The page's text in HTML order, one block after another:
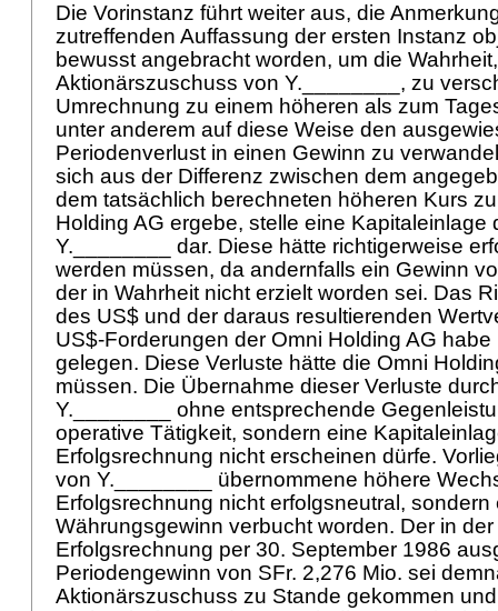
Die Vorinstanz führt weiter aus, die
zutreffenden Auffassung der ersten Instanz
bewusst angebracht worden, um die
Aktionärszuschuss von Y.________, zu
Umrechnung zu einem höheren als zum
unter anderem auf diese Weise den
Periodenverlust in einen Gewinn zu
sich aus der Differenz zwischen dem
dem tatsächlich berechneten höheren Kurs
Holding AG ergebe, stelle eine Kapitaleinlage
Y.________ dar. Diese hätte richtigerweise
werden müssen, da andernfalls ein Gewinn
der in Wahrheit nicht erzielt worden sei. Das
des US$ und der daraus resultierenden
US$-Forderungen der Omni Holding AG
gelegen. Diese Verluste hätte die Omni
müssen. Die Übernahme dieser Verluste
Y.________ ohne entsprechende
operative Tätigkeit, sondern eine
Erfolgsrechnung nicht erscheinen dürfe.
von Y.________ übernommene höhere
Erfolgsrechnung nicht erfolgsneutral,
Währungsgewinn verbucht worden. Der in
Erfolgsrechnung per 30. September 1986
Periodengewinn von SFr. 2,276 Mio. sei
Aktionärszuschuss zu Stande gekommen